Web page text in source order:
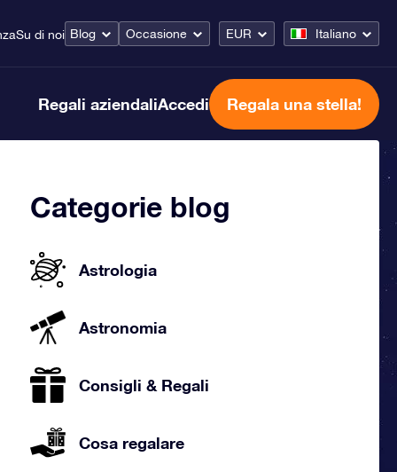
Su di noi Blog Occasione EUR Italiano
Regali aziendaliAccedi Regala una stella!
Categorie blog
Astrologia
Astronomia
Consigli & Regali
Cosa regalare